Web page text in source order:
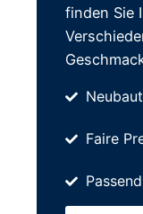
finden Sie
Faire